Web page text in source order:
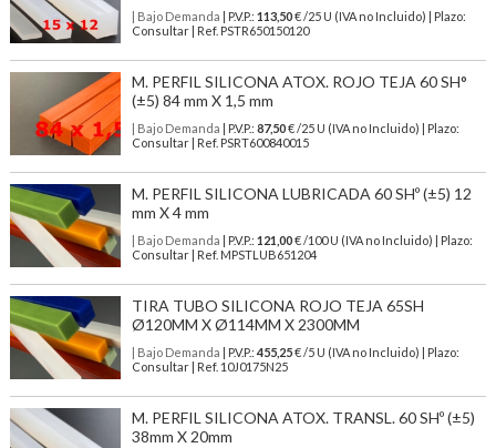
| Bajo Demanda | P.V.P.: 113,50€ /25 U (IVA no Incluido) | Plazo:
Consultar | Ref. PSTR650150120
M. PERFIL SILICONA ATOX. ROJO TEJA 60 SH°
(±5) 84 mm X 1,5 mm
| Bajo Demanda | P.V.P.: 87,50€ /25 U (IVA no Incluido) | Plazo:
Consultar | Ref. PSRT600840015
M. PERFIL SILICONA LUBRICADA 60 SHº (±5) 12
mm X 4 mm
| Bajo Demanda | P.V.P.: 121,00€ /100 U (IVA no Incluido) | Plazo:
Consultar | Ref. MPSTLUB651204
TIRA TUBO SILICONA ROJO TEJA 65SH
Ø120MM X Ø114MM X 2300MM
| Bajo Demanda | P.V.P.: 455,25€ /5 U (IVA no Incluido) | Plazo:
Consultar | Ref. 10J0175N25
M. PERFIL SILICONA ATOX. TRANSL. 60 SHº (±5)
38mm X 20mm